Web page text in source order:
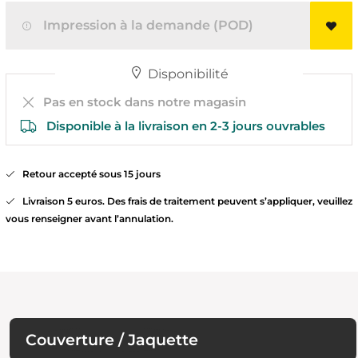
Impression à la demande (POD)
Disponibilité
Pas en stock dans notre magasin
Disponible à la livraison en 2-3 jours ouvrables
Retour accepté sous 15 jours
Livraison 5 euros. Des frais de traitement peuvent s’appliquer, veuillez
vous renseigner avant l’annulation.
Couverture / Jaquette